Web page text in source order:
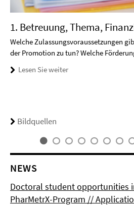
1. Betreuung, Thema,
Welche Zulassungsvoraussetzungen
der Promotion zu tun? Welche
Lesen Sie weiter
Bildquellen
NEWS
Doctoral student opportunities
PharMetrX-Program //